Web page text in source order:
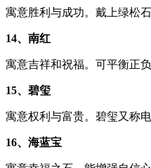
寓意胜利与成功。戴上绿松
14、南红
寓意吉祥和祝福。可平衡正
15、碧玺
寓意权利与富贵。碧玺又称
16、海蓝宝